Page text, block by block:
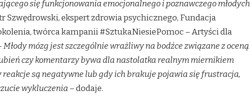
się funkcjonowania emocjonalnego i poznawczego młodych
Szwędrowski, ekspert zdrowia psychicznego, Fundacja
twórca kampanii #SztukaNiesiePomoc – Artyści dla
Młody mózg jest szczególnie wrażliwy na bodźce związane z oceną
czy komentarzy bywa dla nastolatka realnym miernikiem
reakcje są negatywne lub gdy ich brakuje pojawia się frustracja,
wykluczenia – dodaje.